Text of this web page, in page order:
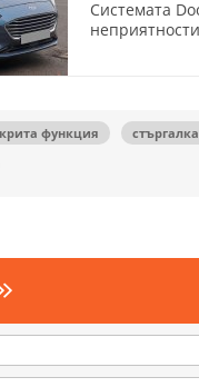
Системата
функция